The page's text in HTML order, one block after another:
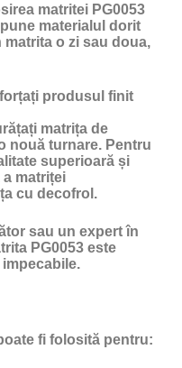
matritei PG0053
materialul dorit
o zi sau doua,
produsul finit
matrița de
nouă turnare. Pentru
superioară și
matriței
cu decofrol .
sau un expert în
PG0053 este
fi folosită pentru: